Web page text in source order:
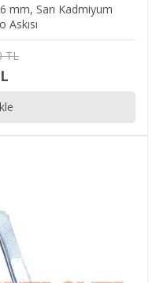
mm, Sarı Kadmiyum
TL